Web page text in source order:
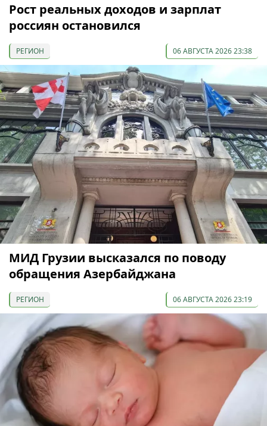
Рост реальных доходов и зарплат
россиян остановился
РЕГИОН 06 АВГУСТА 2026 23:38
МИД Грузии высказался по поводу
обращения Азербайджана
РЕГИОН 06 АВГУСТА 2026 23:19